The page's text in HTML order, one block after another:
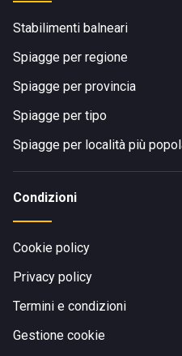
Stabilimenti balneari
Spiagge per regione
Spiagge per provincia
Spiagge per tipo
Spiagge per località più
Condizioni
Cookie policy
Privacy policy
Termini e condizioni
Gestione cookie